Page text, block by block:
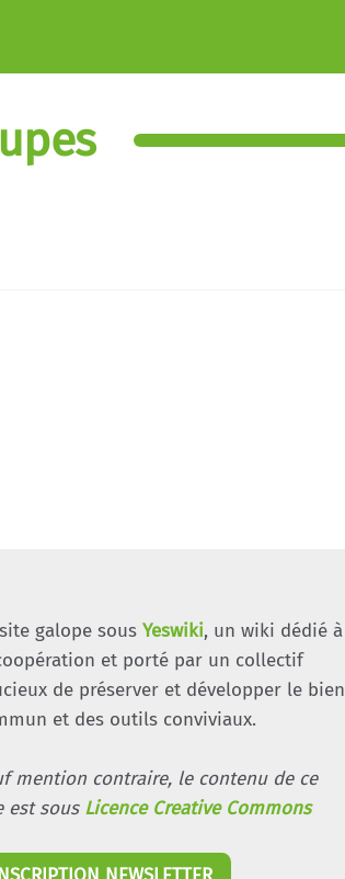
galope sous Yeswiki, un wiki dédié à
et porté par un collectif
de préserver et développer le bien
et des outils conviviaux.
mention contraire, le contenu de ce
est sous Licence Creative Commons